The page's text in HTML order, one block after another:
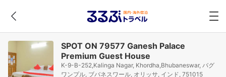
SPOT ON 79577 Ganesh Palace
Premium Guest House
K-9-B-252,Kalinga Nagar, Khordha,Bhubaneswar, バグ
ワンプル, ブバネスワール, オリッサ, インド, 751015